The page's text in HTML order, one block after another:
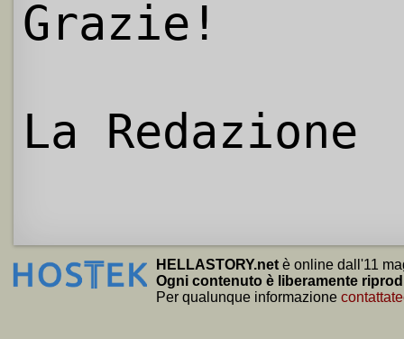
Grazie!
La Redazione
HELLASTORY.net è online dall'11
Ogni contenuto è liberamente
Per qualunque informazione